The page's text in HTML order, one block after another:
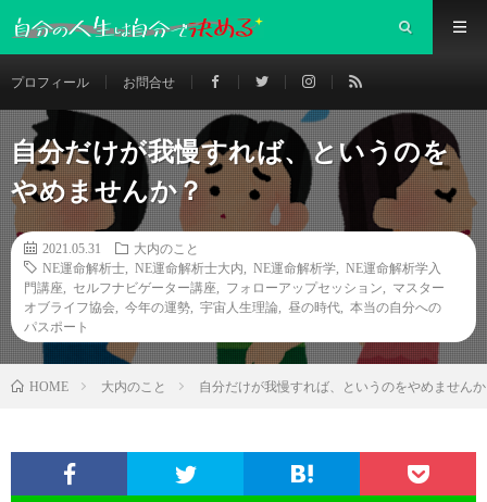
プロフィール お問合せ
自分だけが我慢すれば、というのを
やめませんか？
2021.05.31
大内のこと
NE運命解析士
NE運命解析士大内 NE運命解析学
NE運命解析学入
門講座
セルフナビゲーター講座 フォローアップセッション
マスター
オブライフ協会
今年の運勢 宇宙人生理論 昼の時代
本当の自分への
パスポート
HOME 大内のこと 自分だけが我慢すれば、というのをやめません